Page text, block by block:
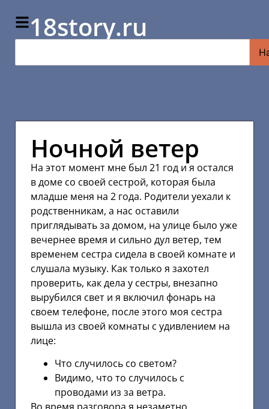
18story.ru
Ночной ветер
На этот момент мне был 21 год и я остался
в доме со своей сестрой, которая была
младше меня на 2 года. Родители уехали к
родственникам, а нас оставили
приглядывать за домом, на улице было уже
вечернее время и сильно дул ветер, тем
временем сестра сидела в своей комнате и
слушала музыку. Как только я захотел
проверить, как дела у сестры, внезапно
вырубился свет и я включил фонарь на
своем телефоне, после этого моя сестра
вышла из своей комнаты с удивлением на
лице:
Что случилось со светом?
Видимо, что то случилось с
проводами из за ветра.